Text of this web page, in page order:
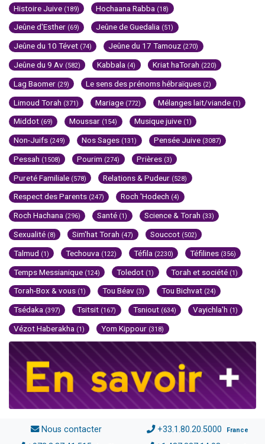
Histoire Juive (189) Hochaana Rabba (18)
Jeûne d'Esther (69) Jeûne de Guedalia (51)
Jeûne du 10 Tévet (74) Jeûne du 17 Tamouz (270)
Jeûne du 9 Av (582) Kabbala (4) Kriat haTorah (220)
Lag Baomer (29) Le sens des prénoms hébraïques (2)
Limoud Torah (371) Mariage (772) Mélanges lait/viande (1)
Middot (69) Moussar (154) Musique juive (1)
Non-Juifs (249) Nos Sages (131) Pensée Juive (3087)
Pessah (1508) Pourim (274) Prières (3)
Pureté Familiale (578) Relations & Pudeur (528)
Respect des Parents (247) Roch 'Hodech (4)
Roch Hachana (296) Santé (1) Science & Torah (33)
Sexualité (8) Sim'hat Torah (47) Souccot (502)
Talmud (1) Techouva (122) Téfila (2230) Téfilines (356)
Temps Messianique (124) Toledot (1) Torah et société (1)
Torah-Box & vous (1) Tou Béav (3) Tou Bichvat (24)
Tsédaka (397) Tsitsit (167) Tsniout (634) Vayichla'h (1)
Vézot Haberakha (1) Yom Kippour (318)
Nous contacter +33.1.80.20.5000 France